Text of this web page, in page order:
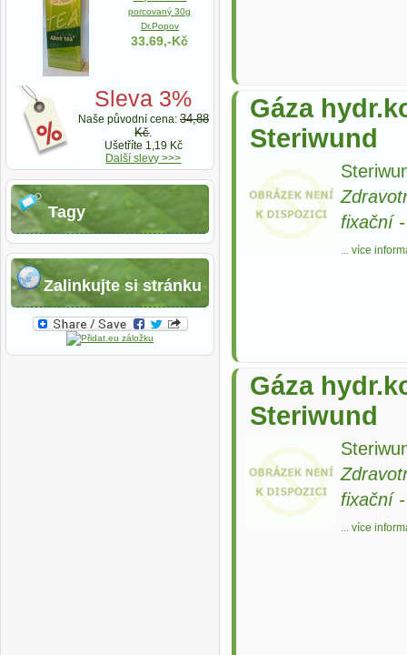
Gáza
Steriwund
fixační
... více
Gáza
Steriwund
fixační
... více
porcovaný 30g
Dr.Popov
33.69,-Kč
Sleva 3%
Naše původní cena: 34,88
Kč.
Ušetříte 1,19 Kč
Další slevy >>>
Tagy
Zalinkujte si stránku